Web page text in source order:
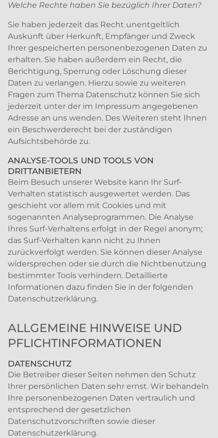
Welche Rechte haben Sie bezüglich Ihrer Daten?
Sie haben jederzeit das Recht unentgeltlich
Auskunft über Herkunft, Empfänger und Zweck
Ihrer gespeicherten personenbezogenen Daten zu
erhalten. Sie haben außerdem ein Recht, die
Berichtigung, Sperrung oder Löschung dieser
Daten zu verlangen. Hierzu sowie zu weiteren
Fragen zum Thema Datenschutz können Sie sich
jederzeit unter der im Impressum angegebenen
Adresse an uns wenden. Des Weiteren steht Ihnen
ein Beschwerderecht bei der zuständigen
Aufsichtsbehörde zu.
ANALYSE-TOOLS UND TOOLS VON
DRITTANBIETERN
Beim Besuch unserer Website kann Ihr Surf-
Verhalten statistisch ausgewertet werden. Das
geschieht vor allem mit Cookies und mit
sogenannten Analyseprogrammen. Die Analyse
Ihres Surf-Verhaltens erfolgt in der Regel anonym;
das Surf-Verhalten kann nicht zu Ihnen
zurückverfolgt werden. Sie können dieser Analyse
widersprechen oder sie durch die Nichtbenutzung
bestimmter Tools verhindern. Detaillierte
Informationen dazu finden Sie in der folgenden
Datenschutzerklärung.
ALLGEMEINE HINWEISE UND
PFLICHTINFORMATIONEN
DATENSCHUTZ
Die Betreiber dieser Seiten nehmen den Schutz
Ihrer persönlichen Daten sehr ernst. Wir behandeln
Ihre personenbezogenen Daten vertraulich und
entsprechend der gesetzlichen
Datenschutzvorschriften sowie dieser
Datenschutzerklärung.